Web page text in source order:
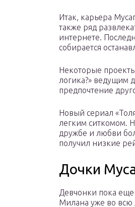
Итак, карьера
также ряд
интернете.
собирается
Некоторые
логика?» ведущим
предпочтение
Новый сериал
легким ситкомом.
дружбе и любви
получил низкие
Дочки
Девчонки пока
Милана уже во всю